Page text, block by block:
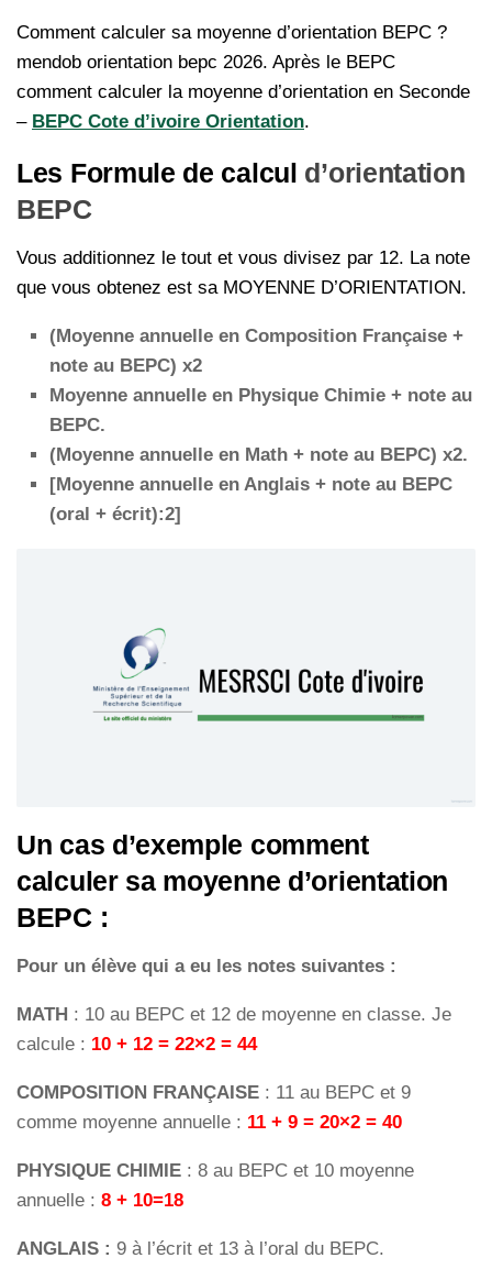
Comment calculer sa moyenne d’orientation BEPC ?
mendob orientation bepc 2026. Après le BEPC
comment calculer la moyenne d’orientation en Seconde
– BEPC Cote d’ivoire Orientation.
Les Formule de calcul d’orientation
BEPC
Vous additionnez le tout et vous divisez par 12. La note
que vous obtenez est sa MOYENNE D’ORIENTATION.
(Moyenne annuelle en Composition Française +
note au BEPC) x2
Moyenne annuelle en Physique Chimie + note au
BEPC.
(Moyenne annuelle en Math + note au BEPC) x2.
[Moyenne annuelle en Anglais + note au BEPC
(oral + écrit):2]
Un cas d’exemple comment
calculer sa moyenne d’orientation
BEPC :
Pour un élève qui a eu les notes suivantes :
MATH : 10 au BEPC et 12 de moyenne en classe. Je
calcule : 10 + 12 = 22×2 = 44
COMPOSITION FRANÇAISE : 11 au BEPC et 9
comme moyenne annuelle : 11 + 9 = 20×2 = 40
PHYSIQUE CHIMIE : 8 au BEPC et 10 moyenne
annuelle : 8 + 10=18
ANGLAIS : 9 à l’écrit et 13 à l’oral du BEPC.